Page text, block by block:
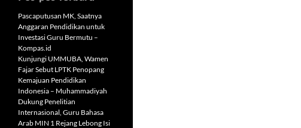
Pascaputusan MK, Saatnya
Anggaran Pendidikan untuk
Investasi Guru Bermutu –
Kompas.id
Kunjungi UMMUBA, Wamen
Fajar Sebut LPTK Penopang
Kemajuan Pendidikan
Indonesia – Muhammadiyah
Dukung Penelitian
Internasional, Guru Bahasa
Arab MIN 1 Rejang Lebong Isi